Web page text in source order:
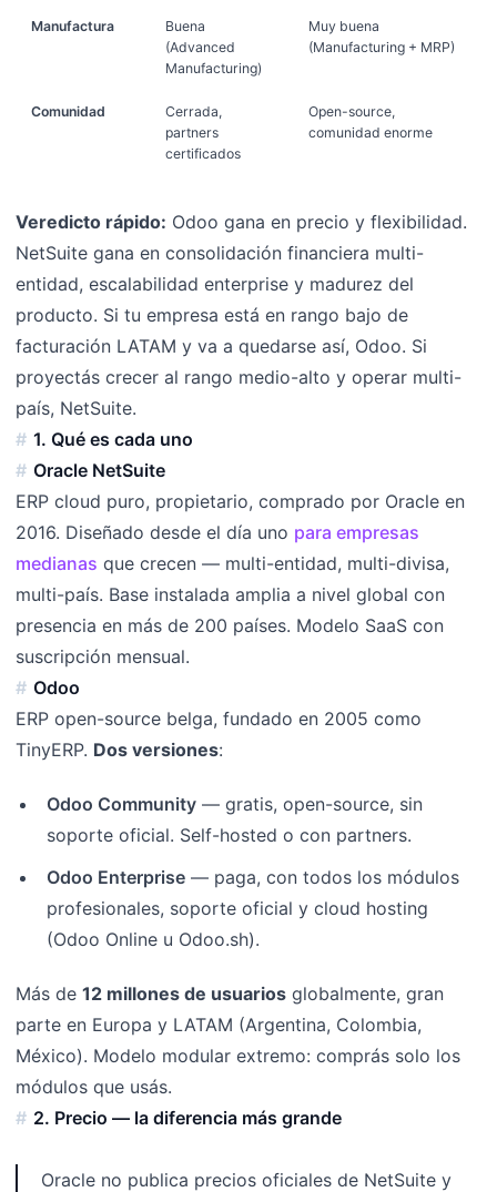
Manufactura
Buena
(Advanced
Manufacturing)
Muy buena
(Manufacturing + MRP)
Comunidad
Cerrada,
partners
certificados
Open-source,
comunidad enorme
Veredicto rápido: Odoo gana en precio y flexibilidad.
NetSuite gana en consolidación financiera multi-
entidad, escalabilidad enterprise y madurez del
producto. Si tu empresa está en rango bajo de
facturación LATAM y va a quedarse así, Odoo. Si
proyectás crecer al rango medio-alto y operar multi-
país, NetSuite.
1. Qué es cada uno
Oracle NetSuite
ERP cloud puro, propietario, comprado por Oracle en
2016. Diseñado desde el día uno para empresas
medianas que crecen — multi-entidad, multi-divisa,
multi-país. Base instalada amplia a nivel global con
presencia en más de 200 países. Modelo SaaS con
suscripción mensual.
Odoo
ERP open-source belga, fundado en 2005 como
TinyERP. Dos versiones:
Odoo Community — gratis, open-source, sin
soporte oficial. Self-hosted o con partners.
Odoo Enterprise — paga, con todos los módulos
profesionales, soporte oficial y cloud hosting
(Odoo Online u Odoo.sh).
Más de 12 millones de usuarios globalmente, gran
parte en Europa y LATAM (Argentina, Colombia,
México). Modelo modular extremo: comprás solo los
módulos que usás.
2. Precio — la diferencia más grande
Oracle no publica precios oficiales de NetSuite y